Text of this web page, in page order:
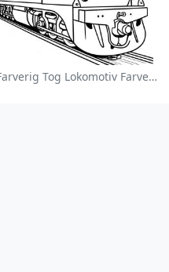
Farverig Tog Lokomotiv Farvelægningsside